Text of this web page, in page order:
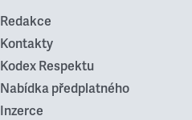
Redakce
Kontakty
Kodex Respektu
Nabídka předplatného
Inzerce